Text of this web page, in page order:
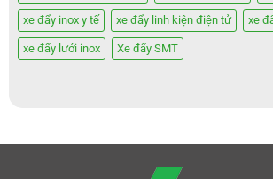
xe đẩy inox y tế xe đẩy linh kiện điện tử xe
xe đẩy lưới inox Xe đẩy SMT